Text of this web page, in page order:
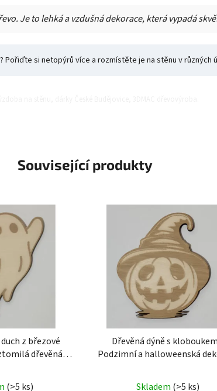
Je to lehká a vzdušná dekorace, která vypadá
si netopýrů více a rozmístěte je na stěnu v různých
Související produkty
z březové
dřevěná
– Roztomilá
(>5 ks)
Dřevěná dýně s
Podzimní a halloweenská
dřevo
Skladem (>5 ks)